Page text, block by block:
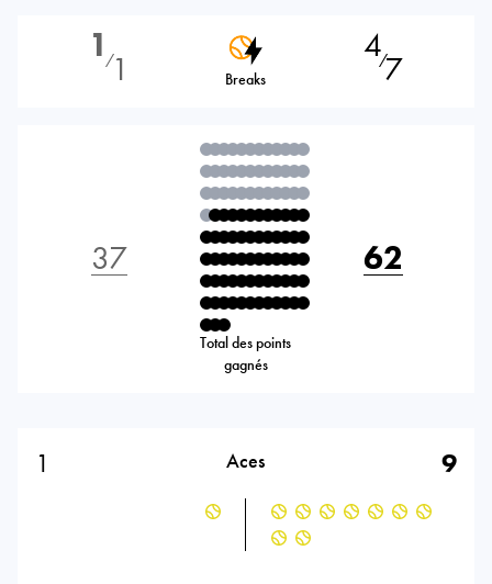
1 ⁄1 Breaks
4⁄7
37
Total des points
gagnés
62
1 Aces 9